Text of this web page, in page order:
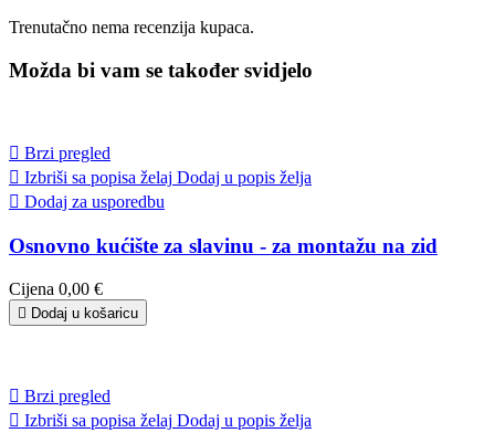
Trenutačno nema recenzija kupaca.
Možda bi vam se također svidjelo
 Brzi pregled
 Izbriši sa popisa želaj Dodaj u popis želja
 Dodaj za usporedbu
Osnovno kućište za slavinu - za montažu na zid
Cijena 0,00 €
 Dodaj u košaricu
 Brzi pregled
 Izbriši sa popisa želaj Dodaj u popis želja